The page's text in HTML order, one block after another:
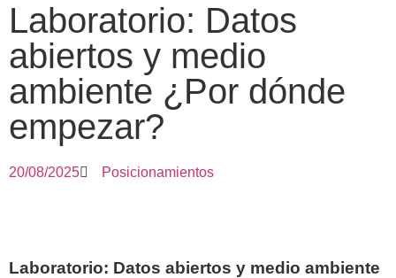
Laboratorio: Datos
abiertos y medio
ambiente ¿Por dónde
empezar?
20/08/2025 Posicionamientos
Laboratorio: Datos abiertos y medio ambiente